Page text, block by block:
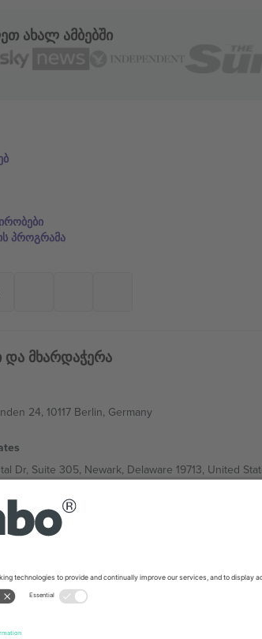
ახალ ამბებში
პროგრამა
მხარდაჭერა
24, 10117 Berlin, Germany
Dr, Suite 305, Newark, Delaware 19713, United
West, bul Totleben 53-55, 1606 Sofia, Bulgaria
360, Roma Norte, Cuauhtémoc, 06700 Ciudad
პირობები.,